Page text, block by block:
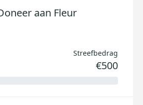
aan Fleur
Streefbedrag
€500